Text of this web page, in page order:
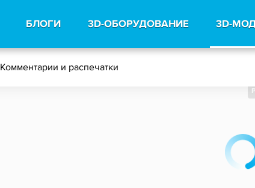
БЛОГИ 3D-ОБОРУДОВАНИЕ 3D-
Комментарии и распечатки